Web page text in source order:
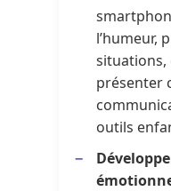
l’humeur,
présenter
outils